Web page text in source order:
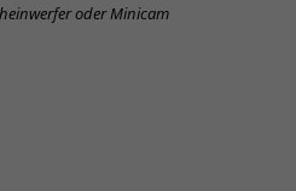
oder Minicam